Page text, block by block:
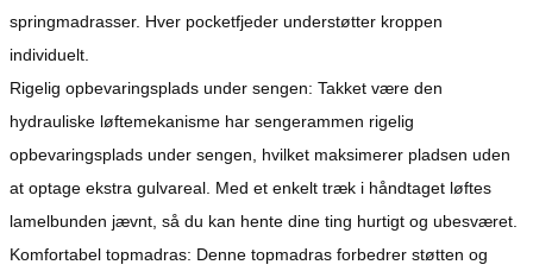
springmadrasser. Hver pocketfjeder understøtter kroppen
individuelt.
Rigelig opbevaringsplads under sengen: Takket være den
hydrauliske løftemekanisme har sengerammen rigelig
opbevaringsplads under sengen, hvilket maksimerer pladsen uden
at optage ekstra gulvareal. Med et enkelt træk i håndtaget løftes
lamelbunden jævnt, så du kan hente dine ting hurtigt og ubesværet.
Komfortabel topmadras: Denne topmadras forbedrer støtten og